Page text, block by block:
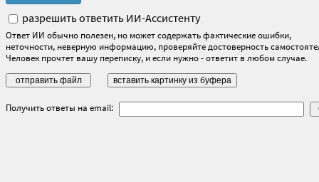
разрешить ответить ИИ-Ассистенту
Ответ ИИ обычно полезен, но может содержать фактические ошибки,
неточности, неверную информацию, проверяйте достоверность
Человек прочтет вашу переписку, и если нужно - ответит в любом случае.
Получить ответы на email: